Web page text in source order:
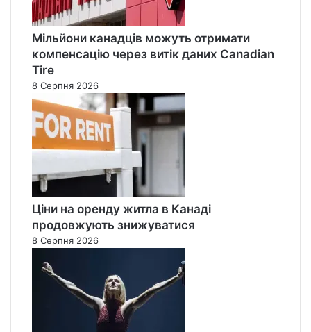
Мільйони канадців можуть отримати
компенсацію через витік даних Canadian
Tire
8 Серпня 2026
Ціни на оренду житла в Канаді
продовжують знижуватися
8 Серпня 2026